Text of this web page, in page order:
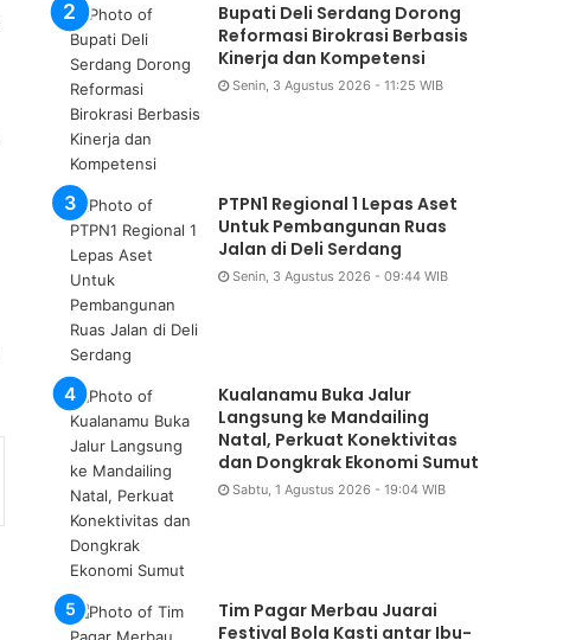
Bupati Deli Serdang Dorong
Reformasi Birokrasi Berbasis
Kinerja dan Kompetensi
Senin, 3 Agustus 2026 - 11:25 WIB
PTPN1 Regional 1 Lepas Aset
Untuk Pembangunan Ruas
Jalan di Deli Serdang
Senin, 3 Agustus 2026 - 09:44 WIB
Kualanamu Buka Jalur
Langsung ke Mandailing
Natal, Perkuat Konektivitas
dan Dongkrak Ekonomi Sumut
Sabtu, 1 Agustus 2026 - 19:04 WIB
Tim Pagar Merbau Juarai
Festival Bola Kasti antar Ibu-